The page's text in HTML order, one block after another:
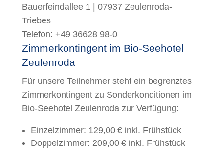
Bauerfeindallee 1 | 07937 Zeulenroda-
Triebes
Telefon: +49 36628 98-0
Zimmerkontingent im Bio-Seehotel
Zeulenroda
Für unsere Teilnehmer steht ein begrenztes
Zimmerkontingent zu Sonderkonditionen im
Bio-Seehotel Zeulenrodazur Verfügung:
Einzelzimmer: 129,00 € inkl. Frühstück
Doppelzimmer: 209,00 € inkl. Frühstück